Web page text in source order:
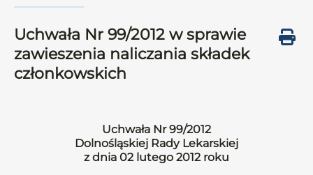
Uchwała Nr 99/2012 w sprawie
zawieszenia naliczania składek
członkowskich
Uchwała Nr 99/2012
Dolnośląskiej Rady Lekarskiej
z dnia 02 lutego 2012 roku